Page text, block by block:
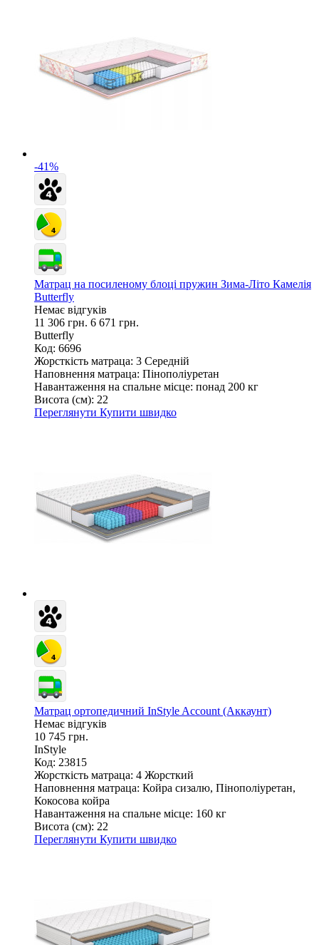
-41%
Матрац на посиленому блоці пружин Зима-Літо Камелія
Butterfly
Немає відгуків
11 306 грн. 6 671 грн.
Butterfly
Код: 6696
Жорсткість матраца: 3 Середній
Наповнення матраца: Пінополіуретан
Навантаження на спальне місце: понад 200 кг
Висота (см): 22
Переглянути Купити швидко
Матрац ортопедичний InStyle Account (Аккаунт)
Немає відгуків
10 745 грн.
InStyle
Код: 23815
Жорсткість матраца: 4 Жорсткий
Наповнення матраца: Койра сизалю, Пінополіуретан,
Кокосова койра
Навантаження на спальне місце: 160 кг
Висота (см): 22
Переглянути Купити швидко